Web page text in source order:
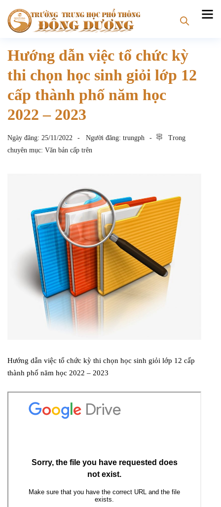
Hướng dẫn việc tổ chức kỳ
thi chọn học sinh giỏi lớp 12
cấp thành phố năm học
2022 – 2023
Ngày đăng: 25/11/2022 Người đăng: trungph
Trong
chuyên mục: Văn bản cấp trên
Hướng dẫn việc tổ chức kỳ thi chọn học sinh giỏi lớp 12 cấp
thành phố năm học 2022 – 2023